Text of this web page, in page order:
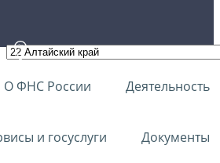
О ФНС России Деятельность
и госуслуги Документы